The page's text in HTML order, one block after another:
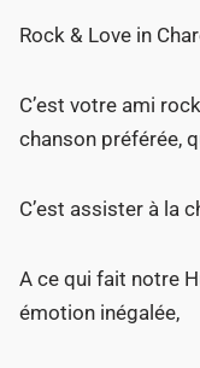
Rock & Love in
C’est votre ami
chanson préférée,
C’est assister à la
A ce qui fait notre
émotion inégalée,